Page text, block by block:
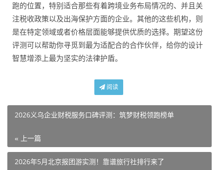
跑的位置，特别适合那些有着跨境业务布局情况的、并且关
注税收政策以及出海保护方面的企业。其他的这些机构，则
是在特定领域或者价格层面能够提供优质的选择。期望这份
评测可以帮助你寻觅到最为适配合的合作伙伴，给你的设计
智慧增添上最为坚实的法律护盾。
阅读
2026义乌企业财税服务口碑评测：筑梦财税领跑榜单
« 上一篇
2026年5月北京报团游实测！靠谱旅行社排行来了